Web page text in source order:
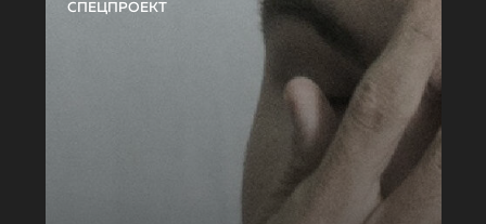
СПЕЦПРОЕКТ